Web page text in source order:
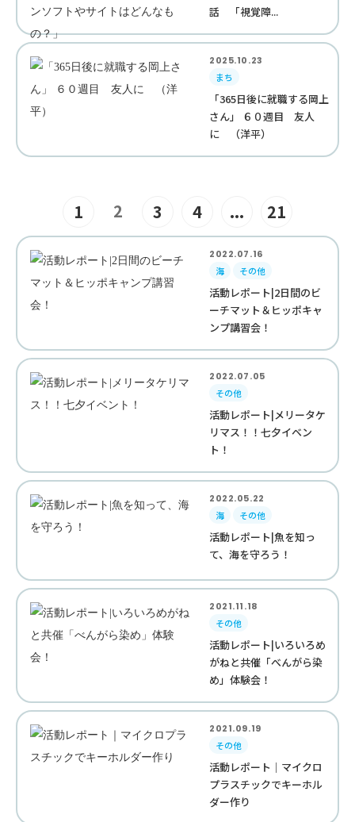
話 「視覚障...
2025.10.23
まち
「365日後に就職する岡上
さん」 ６０週目 友人
に （洋平）
1 2 3 4 ... 21
2022.07.16
海
その他
活動レポート|2日間のビ
ーチマット＆ヒッポキャ
ンプ講習会！
2022.07.05
その他
活動レポート|メリータケ
リマス！！七夕イベン
ト！
2022.05.22
海
その他
活動レポート|魚を知っ
て、海を守ろう！
2021.11.18
その他
活動レポート|いろいろめ
がねと共催「べんがら染
め」体験会！
2021.09.19
その他
活動レポート｜マイクロ
プラスチックでキーホル
ダー作り